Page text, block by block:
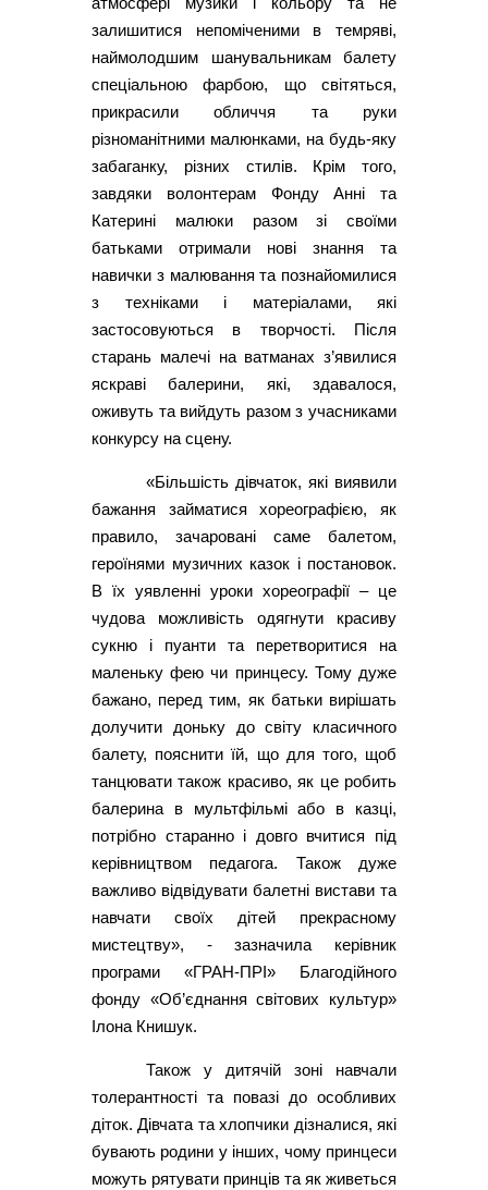
залишитися непоміченими в темряві,
наймолодшим шанувальникам балету
спеціальною фарбою, що світяться,
прикрасили обличчя та руки
різноманітними малюнками, на будь-яку
забаганку, різних стилів. Крім того,
завдяки волонтерам Фонду Анні та
Катерині малюки разом зі своїми
батьками отримали нові знання та
навички з малювання та познайомилися
з техніками і матеріалами, які
застосовуються в творчості. Після
старань малечі на ватманах з’явилися
яскраві балерини, які, здавалося,
оживуть та вийдуть разом з учасниками
конкурсу на сцену.
«Більшість дівчаток, які виявили
бажання займатися хореографією, як
правило, зачаровані саме балетом,
героїнями музичних казок і постановок.
В їх уявленні уроки хореографії – це
чудова можливість одягнути красиву
сукню і пуанти та перетворитися на
маленьку фею чи принцесу. Тому дуже
бажано, перед тим, як батьки вирішать
долучити доньку до світу класичного
балету, пояснити їй, що для того, щоб
танцювати також красиво, як це робить
балерина в мультфільмі або в казці,
потрібно старанно і довго вчитися під
керівництвом педагога. Також дуже
важливо відвідувати балетні вистави та
навчати своїх дітей прекрасному
мистецтву», - зазначила керівник
програми «ГРАН-ПРІ» Благодійного
фонду «Об’єднання світових культур»
Ілона Книшук.
Також у дитячій зоні навчали
толерантності та повазі до особливих
діток. Дівчата та хлопчики дізналися, які
бувають родини у інших, чому принцеси
можуть рятувати принців та як живеться